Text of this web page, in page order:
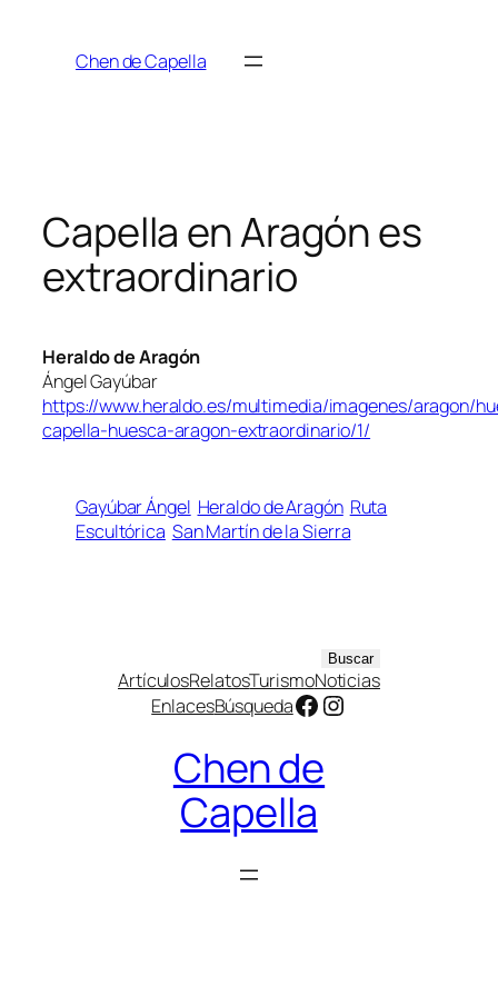
contenidoChen de Capella
Capella en Aragón es
extraordinario
Heraldo de Aragón
Ángel Gayúbar
https://www.heraldo.es/multimedia/imagenes/aragon/
capella-huesca-aragon-extraordinario/1/
Gayúbar Ángel Heraldo de Aragón Ruta
Escultórica San Martín de la Sierra
Buscar
ArtículosRelatosTurismoNoticias
EnlacesBúsquedaFacebook Instagram
Chen de
Capella